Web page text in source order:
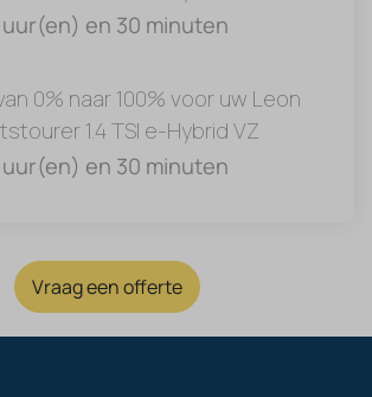
uur(en) en 30 minuten
0% naar 100% voor uw Leon
1.4 TSI e-Hybrid VZ
uur(en) en 30 minuten
Vraag een offerte